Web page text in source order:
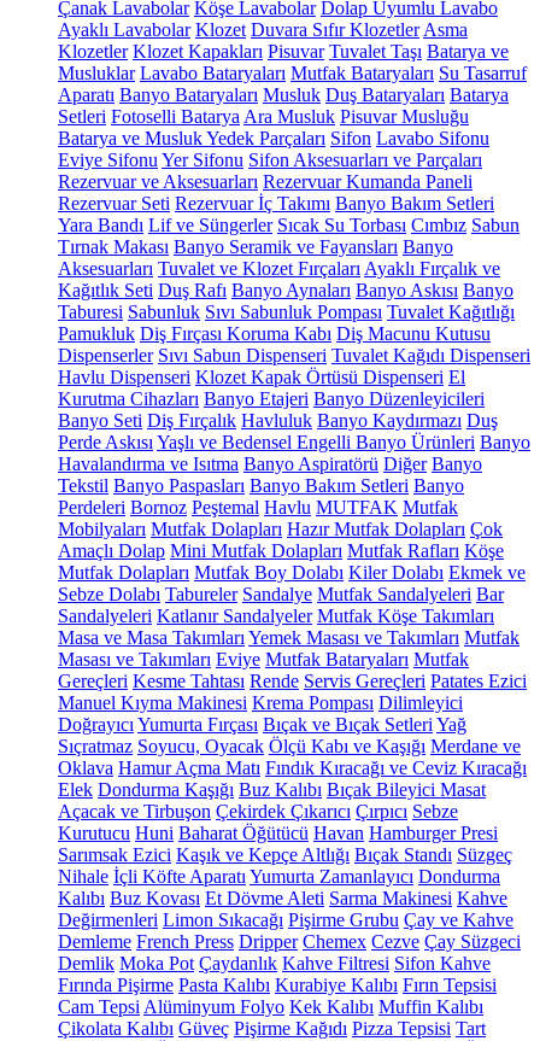
Çanak Lavabolar Köşe Lavabolar Dolap Uyumlu Lavabo
Ayaklı Lavabolar Klozet Duvara Sıfır Klozetler Asma
Klozetler Klozet Kapakları Pisuvar Tuvalet Taşı Batarya ve
Musluklar Lavabo Bataryaları Mutfak Bataryaları Su Tasarruf
Aparatı Banyo Bataryaları Musluk Duş Bataryaları Batarya
Setleri Fotoselli Batarya Ara Musluk Pisuvar Musluğu
Batarya ve Musluk Yedek Parçaları Sifon Lavabo Sifonu
Eviye Sifonu Yer Sifonu Sifon Aksesuarları ve Parçaları
Rezervuar ve Aksesuarları Rezervuar Kumanda Paneli
Rezervuar Seti Rezervuar İç Takımı Banyo Bakım Setleri
Yara Bandı Lif ve Süngerler Sıcak Su Torbası Cımbız Sabun
Tırnak Makası Banyo Seramik ve Fayansları Banyo
Aksesuarları Tuvalet ve Klozet Fırçaları Ayaklı Fırçalık ve
Kağıtlık Seti Duş Rafı Banyo Aynaları Banyo Askısı Banyo
Taburesi Sabunluk Sıvı Sabunluk Pompası Tuvalet Kağıtlığı
Pamukluk Diş Fırçası Koruma Kabı Diş Macunu Kutusu
Dispenserler Sıvı Sabun Dispenseri Tuvalet Kağıdı Dispenseri
Havlu Dispenseri Klozet Kapak Örtüsü Dispenseri El
Kurutma Cihazları Banyo Etajeri Banyo Düzenleyicileri
Banyo Seti Diş Fırçalık Havluluk Banyo Kaydırmazı Duş
Perde Askısı Yaşlı ve Bedensel Engelli Banyo Ürünleri Banyo
Havalandırma ve Isıtma Banyo Aspiratörü Diğer Banyo
Tekstil Banyo Paspasları Banyo Bakım Setleri Banyo
Perdeleri Bornoz Peştemal Havlu MUTFAK Mutfak
Mobilyaları Mutfak Dolapları Hazır Mutfak Dolapları Çok
Amaçlı Dolap Mini Mutfak Dolapları Mutfak Rafları Köşe
Mutfak Dolapları Mutfak Boy Dolabı Kiler Dolabı Ekmek ve
Sebze Dolabı Tabureler Sandalye Mutfak Sandalyeleri Bar
Sandalyeleri Katlanır Sandalyeler Mutfak Köşe Takımları
Masa ve Masa Takımları Yemek Masası ve Takımları Mutfak
Masası ve Takımları Eviye Mutfak Bataryaları Mutfak
Gereçleri Kesme Tahtası Rende Servis Gereçleri Patates Ezici
Manuel Kıyma Makinesi Krema Pompası Dilimleyici
Doğrayıcı Yumurta Fırçası Bıçak ve Bıçak Setleri Yağ
Sıçratmaz Soyucu, Oyacak Ölçü Kabı ve Kaşığı Merdane ve
Oklava Hamur Açma Matı Fındık Kıracağı ve Ceviz Kıracağı
Elek Dondurma Kaşığı Buz Kalıbı Bıçak Bileyici Masat
Açacak ve Tirbuşon Çekirdek Çıkarıcı Çırpıcı Sebze
Kurutucu Huni Baharat Öğütücü Havan Hamburger Presi
Sarımsak Ezici Kaşık ve Kepçe Altlığı Bıçak Standı Süzgeç
Nihale İçli Köfte Aparatı Yumurta Zamanlayıcı Dondurma
Kalıbı Buz Kovası Et Dövme Aleti Sarma Makinesi Kahve
Değirmenleri Limon Sıkacağı Pişirme Grubu Çay ve Kahve
Demleme French Press Dripper Chemex Cezve Çay Süzgeci
Demlik Moka Pot Çaydanlık Kahve Filtresi Sifon Kahve
Fırında Pişirme Pasta Kalıbı Kurabiye Kalıbı Fırın Tepsisi
Cam Tepsi Alüminyum Folyo Kek Kalıbı Muffin Kalıbı
Çikolata Kalıbı Güveç Pişirme Kağıdı Pizza Tepsisi Tart